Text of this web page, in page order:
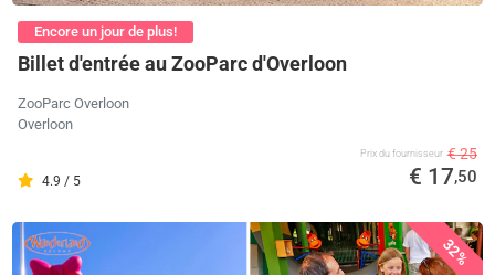
Encore un jour de plus!
Billet d'entrée au ZooParc d'Overloon
ZooParc Overloon
Overloon
4.9 / 5
Prix ​​du fournisseur € 25
€ 17,50
32%